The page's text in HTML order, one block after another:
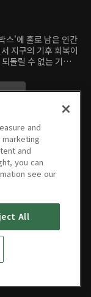
스'에 홀로 남은 인간
지구의 기후 회복이
돌릴 수 없는 기후
and
and
you can
see our
All